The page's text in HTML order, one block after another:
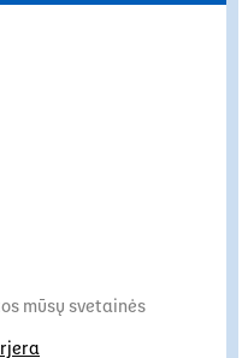
mūsų svetainės